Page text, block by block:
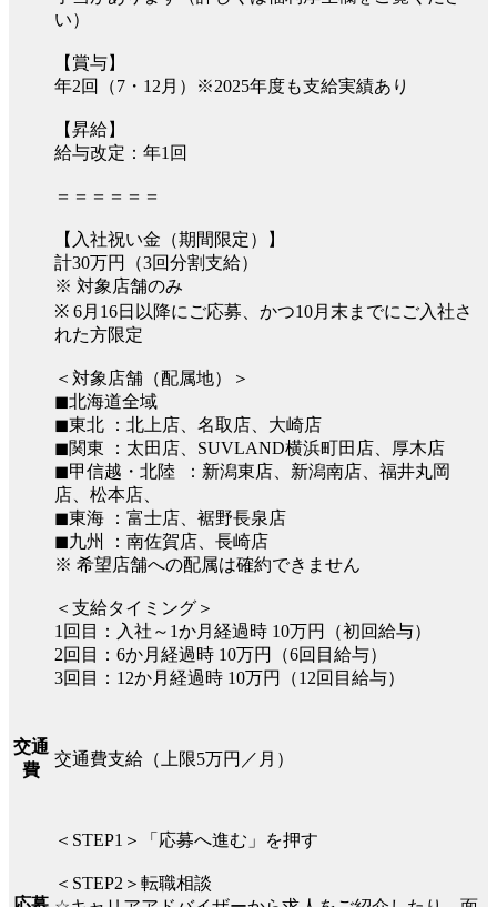
い）
【賞与】
年2回（7・12月）※2025年度も支給実績あり
【昇給】
給与改定：年1回
＝＝＝＝＝＝
【入社祝い金（期間限定）】
計30万円（3回分割支給）
※ 対象店舗のみ
※ 6月16日以降にご応募、かつ10月末までにご入社さ
れた方限定
＜対象店舗（配属地）＞
◼︎北海道全域
◼︎東北 ：北上店、名取店、大崎店
◼︎関東 ：太田店、SUVLAND横浜町田店、厚木店
◼︎甲信越・北陸 ：新潟東店、新潟南店、福井丸岡
店、松本店、
◼︎東海 ：富士店、裾野長泉店
◼︎九州 ：南佐賀店、長崎店
※ 希望店舗への配属は確約できません
＜支給タイミング＞
1回目：入社～1か月経過時 10万円（初回給与）
2回目：6か月経過時 10万円（6回目給与）
3回目：12か月経過時 10万円（12回目給与）
交通
費
交通費支給（上限5万円／月）
＜STEP1＞「応募へ進む」を押す
＜STEP2＞転職相談